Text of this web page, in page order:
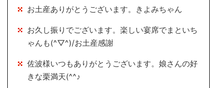
お土産ありがとうございます。きよみちゃん
お久し振りでございます。楽しい宴席でまといち
ゃんも(^▽^)/お土産感謝
佐波様いつもありがとうございます。娘さんの好
きな栗満天(^^♪